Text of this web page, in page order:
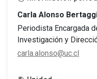
Carla Alonso
Periodista Encargada
Investigación y
carla.alonso@uc.cl